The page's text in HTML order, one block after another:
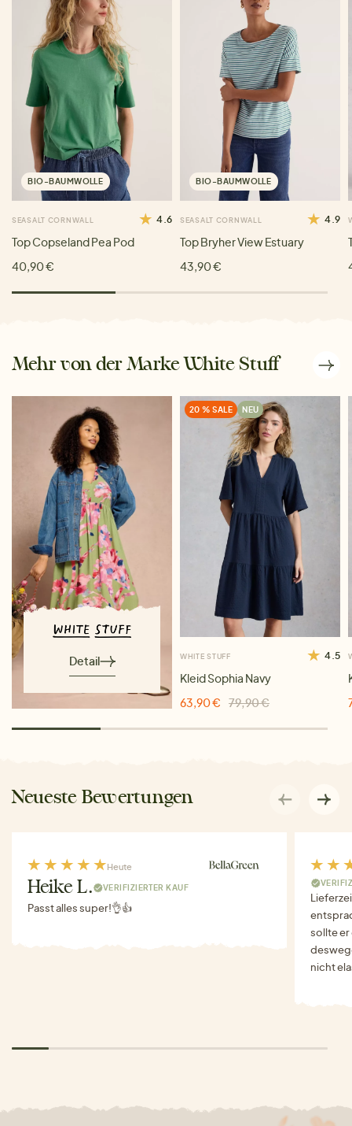
BIO-BAUMWOLLE
SEASALT CORNWALL 4.6
Top Copseland Pea Pod
40,90 €
BIO-BAUMWOLLE
SEASALT CORNWALL 4.9
Top Bryher View Estuary
43,90 €
Mehr von der Marke White Stuff
Detail
20 % SALE NEU
WHITE STUFF 4.5
Kleid Sophia Navy
63,90 €
79,90 €
Neueste Bewertungen
Heute
Heike L. VERIFIZIERTER KAUF
Passt alles super!👌👍
sollte er
nicht